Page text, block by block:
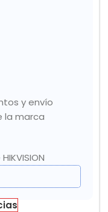
y envío
la marca